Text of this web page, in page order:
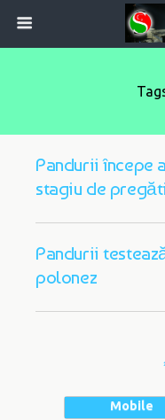
Pandurii începe
stagiu de
Pandurii
polonez
Mobile